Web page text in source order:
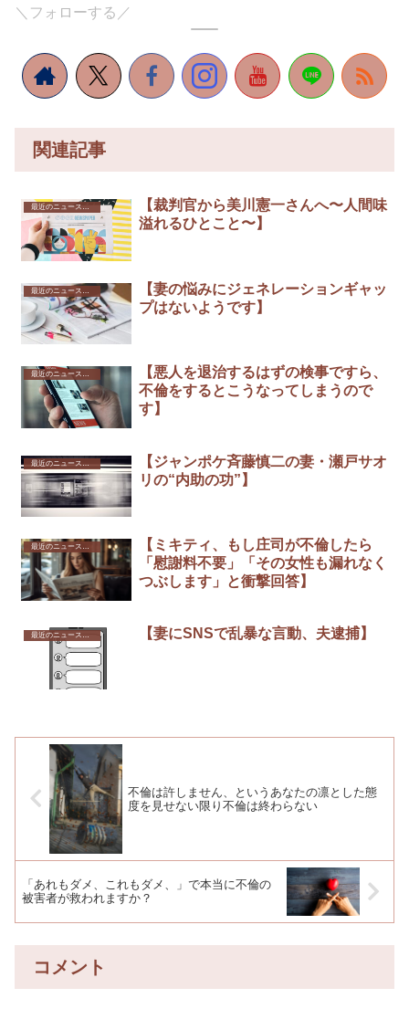
＼フォローする／
関連記事
最近のニュースから
【裁判官から美川憲一さんへ〜人間味
溢れるひとこと〜】
【妻の悩みにジェネレーションギャッ
プはないようです】
最近のニュースから
【悪人を退治するはずの検事ですら、
不倫をするとこうなってしまうので
す】
【ジャンポケ斉藤慎二の妻・瀬戸サオ
リの“内助の功”】
【ミキティ、もし庄司が不倫したら
「慰謝料不要」「その女性も漏れなく
つぶします」と衝撃回答】
最近のニュースから 【妻にSNSで乱暴な言動、夫逮捕】
不倫は許しません、というあなたの凛とした態
度を見せない限り不倫は終わらない
「あれもダメ、これもダメ、」で本当に不倫の
被害者が救われますか？
コメント